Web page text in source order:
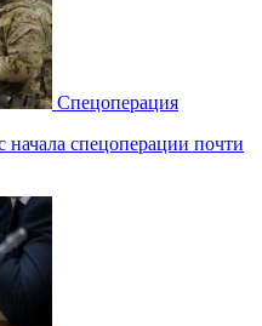
Спецоперация
спецоперации почти